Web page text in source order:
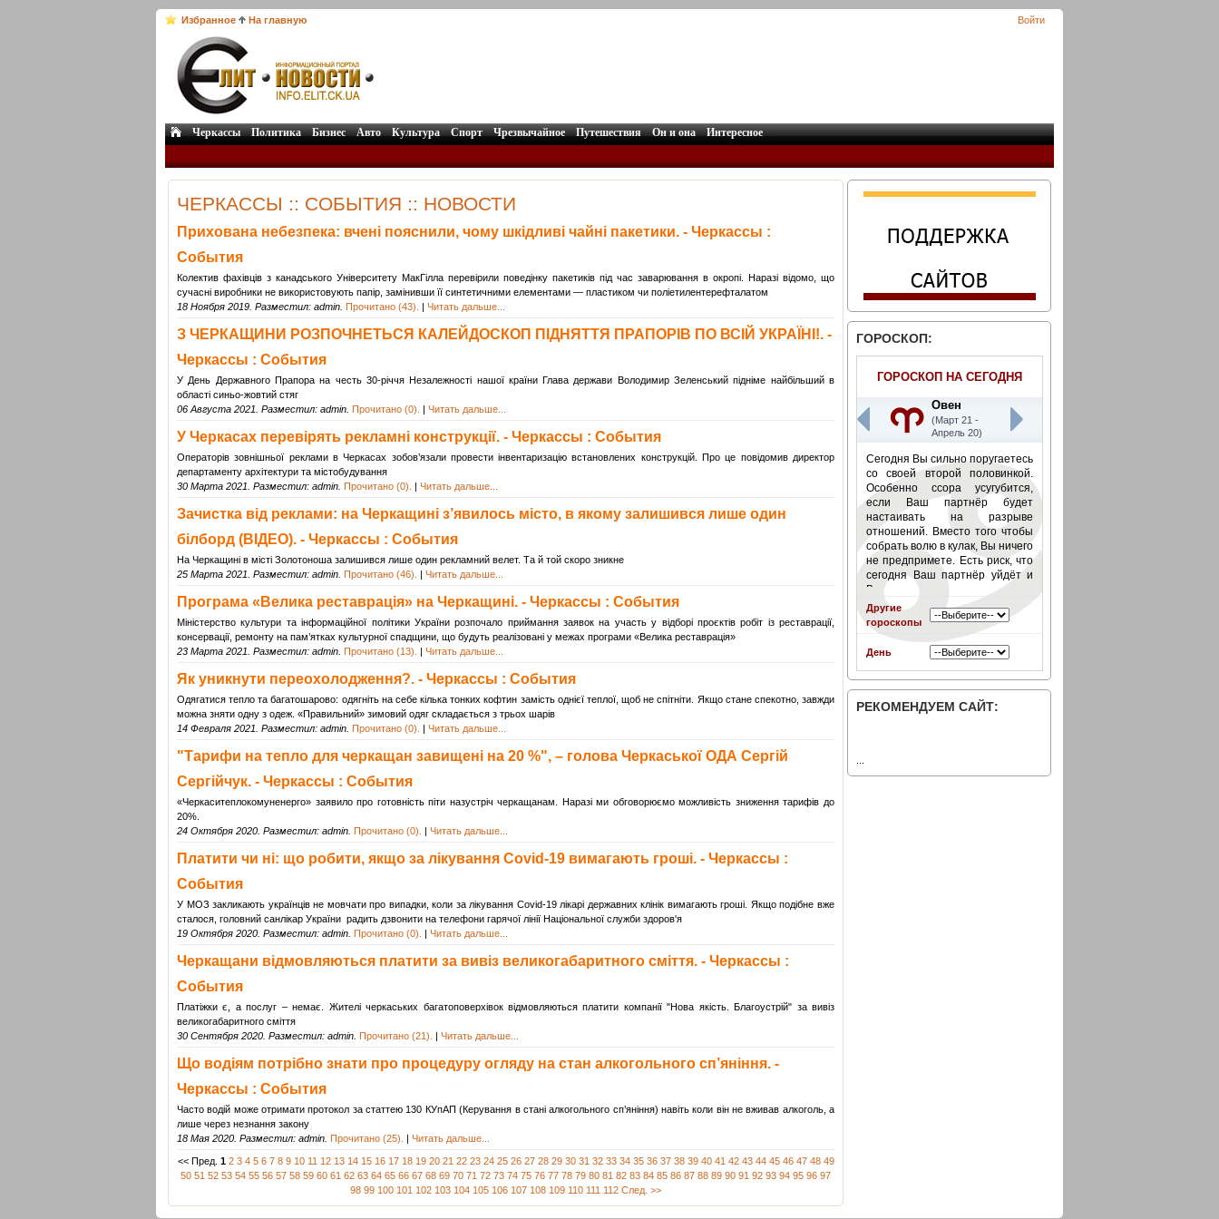
Избранное На главную Войти
Черкассы Политика Бизнес Авто Культура Спорт Чрезвычайное Путешествия Он и она Интересное
ЧЕРКАССЫ :: СОБЫТИЯ :: НОВОСТИ
Прихована небезпека: вчені пояснили, чому шкідливі чайні пакетики. - Черкассы :
События
Колектив фахівців з канадського Університету МакГілла перевірили поведінку пакетиків під час заварювання в окропі. Наразі відомо, що
сучасні виробники не використовують папір, замінивши її синтетичними елементами — пластиком чи поліетилентерефталатом
18 Ноября 2019. Разместил: admin. Прочитано (43). | Читать дальше...
З ЧЕРКАЩИНИ РОЗПОЧНЕТЬСЯ КАЛЕЙДОСКОП ПІДНЯТТЯ ПРАПОРІВ ПО ВСІЙ УКРАЇНІ!. -
Черкассы : События
У День Державного Прапора на честь 30-річчя Незалежності нашої країни Глава держави Володимир Зеленський підніме найбільший в
області синьо-жовтий стяг
06 Августа 2021. Разместил: admin. Прочитано (0). | Читать дальше...
У Черкасах перевірять рекламні конструкції. - Черкассы : События
Операторів зовнішньої реклами в Черкасах зобов’язали провести інвентаризацію встановлених конструкцій. Про це повідомив директор
департаменту архітектури та містобудування
30 Марта 2021. Разместил: admin. Прочитано (0). | Читать дальше...
Зачистка від реклами: на Черкащині з’явилось місто, в якому залишився лише один
білборд (ВІДЕО). - Черкассы : События
На Черкащині в місті Золотоноша залишився лише один рекламний велет. Та й той скоро зникне
25 Марта 2021. Разместил: admin. Прочитано (46). | Читать дальше...
Програма «Велика реставрація» на Черкащині. - Черкассы : События
Міністерство культури та інформаційної політики України розпочало приймання заявок на участь у відборі проєктів робіт із реставрації,
консервації, ремонту на пам’ятках культурної спадщини, що будуть реалізовані у межах програми «Велика реставрація»
23 Марта 2021. Разместил: admin. Прочитано (13). | Читать дальше...
Як уникнути переохолодження?. - Черкассы : События
Одягатися тепло та багатошарово: одягніть на себе кілька тонких кофтин замість однієї теплої, щоб не спітніти. Якщо стане спекотно, завжди
можна зняти одну з одеж. «Правильний» зимовий одяг складається з трьох шарів
14 Февраля 2021. Разместил: admin. Прочитано (0). | Читать дальше...
"Тарифи на тепло для черкащан завищені на 20 %", – голова Черкаської ОДА Сергій
Сергійчук. - Черкассы : События
«Черкаситеплокомуненерго» заявило про готовність піти назустріч черкащанам. Наразі ми обговорюємо можливість зниження тарифів до
20%.
24 Октября 2020. Разместил: admin. Прочитано (0). | Читать дальше...
Платити чи ні: що робити, якщо за лікування Covid-19 вимагають гроші. - Черкассы :
События
У МОЗ закликають українців не мовчати про випадки, коли за лікування Covid-19 лікарі державних клінік вимагають гроші. Якщо подібне вже
сталося, головний санлікар України радить дзвонити на телефони гарячої лінії Національної служби здоров'я
19 Октября 2020. Разместил: admin. Прочитано (0). | Читать дальше...
Черкащани відмовляються платити за вивіз великогабаритного сміття. - Черкассы :
События
Платіжки є, а послуг – немає. Жителі черкаських багатоповерхівок відмовляються платити компанії "Нова якість. Благоустрій" за вивіз
великогабаритного сміття
30 Сентября 2020. Разместил: admin. Прочитано (21). | Читать дальше...
Що водіям потрібно знати про процедуру огляду на стан алкогольного сп’яніння. -
Черкассы : События
Часто водій може отримати протокол за статтею 130 КУпАП (Керування в стані алкогольного сп’яніння) навіть коли він не вживав алкоголь, а
лише через незнання закону
18 Мая 2020. Разместил: admin. Прочитано (25). | Читать дальше...
<< Пред. 1 2 3 4 5 6 7 8 9 10 11 12 13 14 15 16 17 18 19 20 21 22 23 24 25 26 27 28 29 30 31 32 33 34 35 36 37 38 39 40 41 42 43 44 45 46 47 48 49
50 51 52 53 54 55 56 57 58 59 60 61 62 63 64 65 66 67 68 69 70 71 72 73 74 75 76 77 78 79 80 81 82 83 84 85 86 87 88 89 90 91 92 93 94 95 96 97
98 99 100 101 102 103 104 105 106 107 108 109 110 111 112 След. >>
ГОРОСКОП:
ГОРОСКОП НА СЕГОДНЯ
Овен
(Март 21 -
Апрель 20)
Сегодня Вы сильно поругаетесь
со своей второй половинкой.
Особенно ссора усугубится,
если Ваш партнёр будет
настаивать на разрыве
отношений. Вместо того чтобы
собрать волю в кулак, Вы ничего
не предпримете. Есть риск, что
сегодня Ваш партнёр уйдёт и
Вы не станете его
останавливать.
Подробнее
Другие
гороскопы
День
РЕКОМЕНДУЕМ САЙТ: